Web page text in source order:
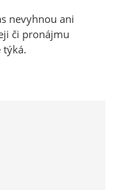
nevyhnou ani
či pronájmu
týká.